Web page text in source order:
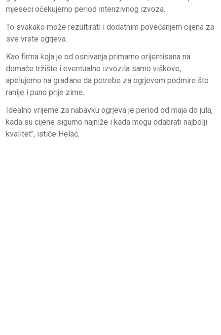
mjeseci očekujemo period intenzivnog izvoza.
To svakako može rezultirati i dodatnim povećanjem cijena za
sve vrste ogrjeva.
Kao firma koja je od osnivanja primarno orijentisana na
domaće tržište i eventualno izvozila samo viškove,
apelujemo na građane da potrebe za ogrjevom podmire što
ranije i puno prije zime.
Idealno vrijeme za nabavku ogrjeva je period od maja do jula,
kada su cijene sigurno najniže i kada mogu odabrati najbolji
kvalitet", ističe Helać.